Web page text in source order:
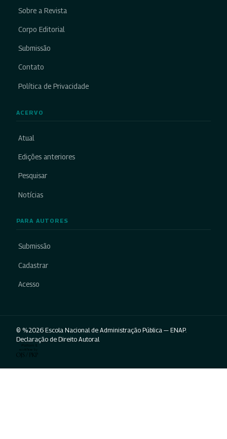
Sobre a Revista
Corpo Editorial
Submissão
Contato
Política de Privacidade
ACERVO
Atual
Edições anteriores
Pesquisar
Notícias
PARA AUTORES
Submissão
Cadastrar
Acesso
© %2026 Escola Nacional de Administração Pública — ENAP.
Declaração de Direito Autoral